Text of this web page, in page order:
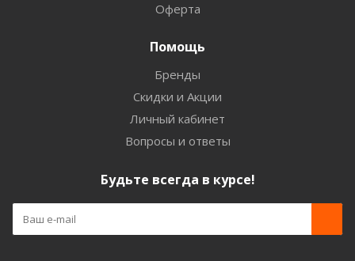
Оферта
Помощь
Бренды
Скидки и Акции
Личный кабинет
Вопросы и ответы
Будьте всегда в курсе!